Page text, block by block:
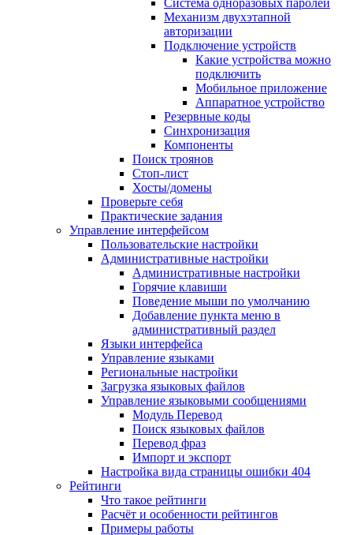
Система одноразовых паролей
Механизм двухэтапной
авторизации
Подключение устройств
Какие устройства можно
подключить
Мобильное приложение
Аппаратное устройство
Резервные коды
Синхронизация
Компоненты
Поиск троянов
Стоп-лист
Хосты/домены
Проверьте себя
Практические задания
Управление интерфейсом
Пользовательские настройки
Административные настройки
Административные настройки
Горячие клавиши
Поведение мыши по умолчанию
Добавление пункта меню в
административный раздел
Языки интерфейса
Управление языками
Региональные настройки
Загрузка языковых файлов
Управление языковыми сообщениями
Mодуль Перевод
Поиск языковых файлов
Перевод фраз
Импорт и экспорт
Настройка вида страницы ошибки 404
Рейтинги
Что такое рейтинги
Расчёт и особенности рейтингов
Примеры работы